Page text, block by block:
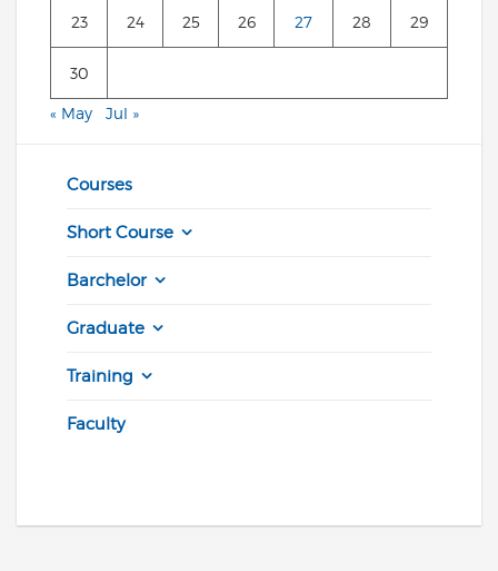
23 24 25 26 27 28 29
30
« May Jul »
Courses
Short Course
Barchelor
Graduate
Training
Faculty